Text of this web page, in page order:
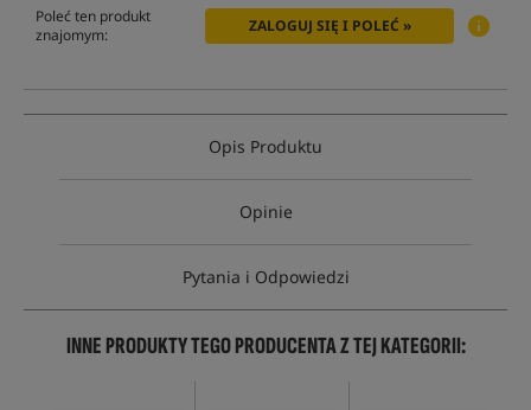
Poleć ten produkt
znajomym:
ZALOGUJ SIĘ I POLEĆ »
Opis Produktu
Opinie
Pytania i Odpowiedzi
INNE PRODUKTY TEGO PRODUCENTA Z TEJ KATEGORII: